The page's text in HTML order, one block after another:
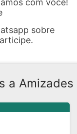
com você!
sobre
a Amizades